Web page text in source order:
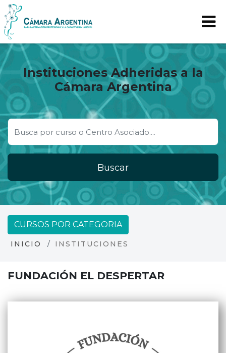
Instituciones Adheridas a la
Cámara Argentina
Buscar
CURSOS POR CATEGORIA
INICIO INSTITUCIONES
FUNDACIÓN EL DESPERTAR